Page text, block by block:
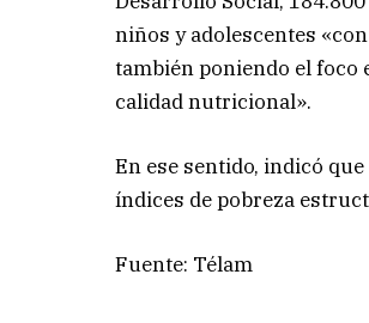
niños y adolescentes
también poniendo el foco
calidad nutricional».
En ese sentido, indicó
índices de pobreza
Fuente: Télam